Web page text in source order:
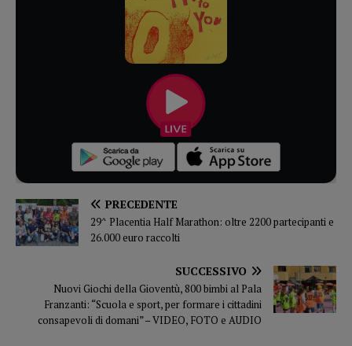
PRECEDENTE
29^ Placentia Half Marathon: oltre 2200 partecipanti e
26.000 euro raccolti
SUCCESSIVO
Nuovi Giochi della Gioventù, 800 bimbi al Pala
Franzanti: “Scuola e sport, per formare i cittadini
consapevoli di domani” – VIDEO, FOTO e AUDIO